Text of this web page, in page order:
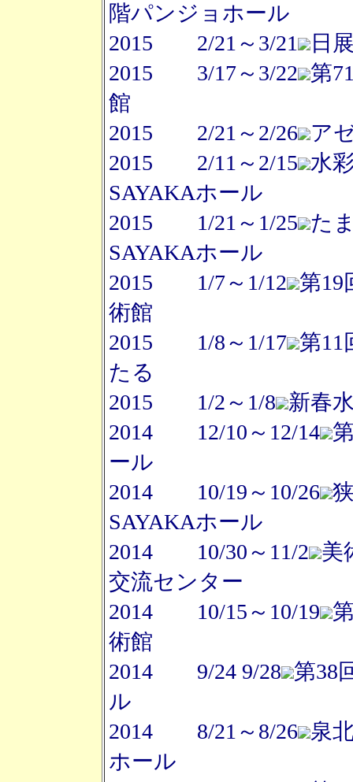
階パンジョホール
2015 2/21～3/21
日
2015 3/17～3/22 第
館
2015 2/21～2/26 ア
2015 2/11～2/15 水
SAYAKAホール
2015 1/21～1/25 た
SAYAKAホール
2015 1/7～1/12 第19
術館
2015 1/8～1/17 第11
たる
2015 1/2～1/8 新春
2014 12/10～12/14
ール
2014 10/19～10/26
SAYAKAホール
2014 10/30～11/2 美
交流センター
2014 10/15～10/19
術館
2014 9/24 9/28 第38
ル
2014 8/21～8/26 泉
ホール